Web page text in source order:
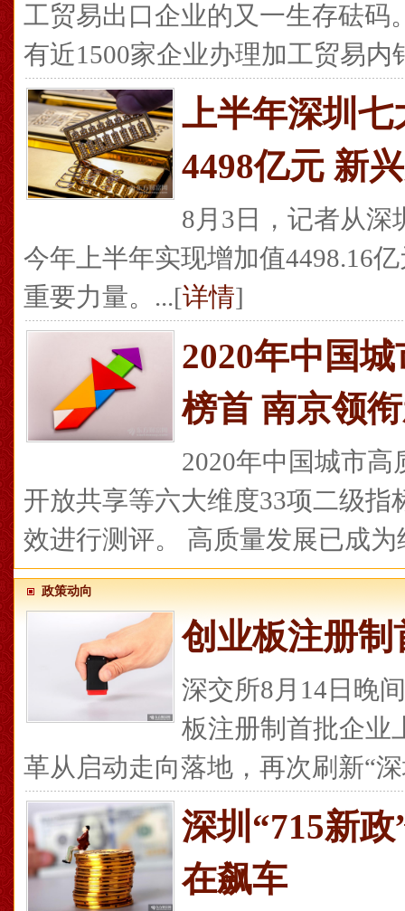
工贸易出口企业的又一生存砝码
有近1500家企业办理加工贸易
上半年深圳
4498亿元 新
8月3日，记者从深
今年上半年实现增加值4498.16
重要力量。...[详情]
2020年中国
榜首 南京领
2020年中国城市
开放共享等六大维度33项二级
效进行测评。 高质量发展已成
政策动向
创业板注册制
深交所8月14日晚
板注册制首批企业
革从启动走向落地，再次刷新“
深圳“715新
在飙车